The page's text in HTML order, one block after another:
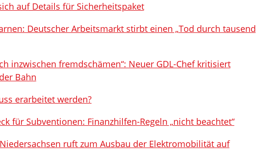
auf Details für Sicherheitspaket
Deutscher Arbeitsmarkt stirbt einen „Tod durch tausend
inzwischen fremdschämen“: Neuer GDL-Chef kritisiert
Bahn
erarbeitet werden?
für Subventionen: Finanzhilfen-Regeln „nicht beachtet“
ruft zum Ausbau der Elektromobilität auf